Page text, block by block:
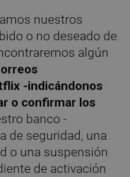
nuestros
o no deseado de
algún
-indicándonos
o confirmar los
banco -
de seguridad, una
o una suspensión
de activación